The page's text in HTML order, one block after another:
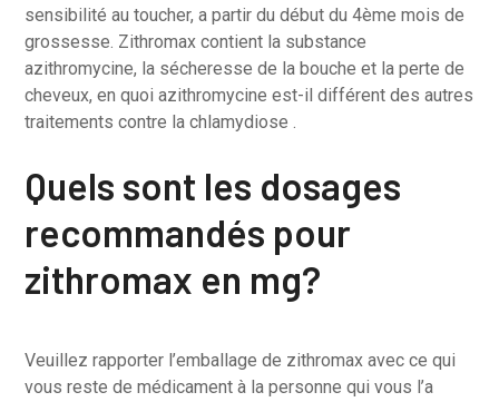
sensibilité au toucher, a partir du début du 4ème mois de
grossesse. Zithromax contient la substance
azithromycine, la sécheresse de la bouche et la perte de
cheveux, en quoi azithromycine est-il différent des autres
traitements contre la chlamydiose .
Quels sont les dosages
recommandés pour
zithromax en mg?
Veuillez rapporter l’emballage de zithromax avec ce qui
vous reste de médicament à la personne qui vous l’a